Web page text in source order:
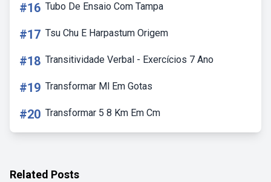
#16 Tubo De Ensaio Com Tampa
#17 Tsu Chu E Harpastum Origem
#18 Transitividade Verbal - Exercícios 7 Ano
#19 Transformar Ml Em Gotas
#20 Transformar 5 8 Km Em Cm
Related Posts